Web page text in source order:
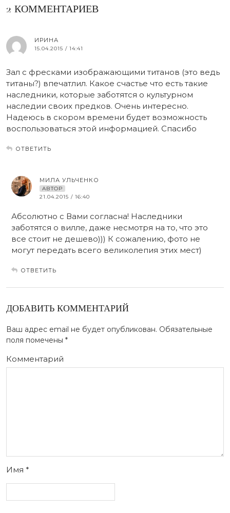
2 КОММЕНТАРИЕВ
ИРИНА
15.04.2015 / 14:41
Зал с фресками изображающими титанов (это ведь
титаны?) впечатлил. Какое счастье что есть такие
наследники, которые заботятся о культурном
наследии своих предков. Очень интересно.
Надеюсь в скором времени будет возможность
воспользоваться этой информацией. Спасибо
ОТВЕТИТЬ
МИЛА УЛЬЧЕНКО
АВТОР
21.04.2015 / 16:40
Абсолютно с Вами согласна! Наследники
заботятся о вилле, даже несмотря на то, что это
все стоит не дешево))) К сожалению, фото не
могут передать всего великолепия этих мест)
ОТВЕТИТЬ
ДОБАВИТЬ КОММЕНТАРИЙ
Ваш адрес email не будет опубликован. Обязательные
поля помечены *
Комментарий
Имя *